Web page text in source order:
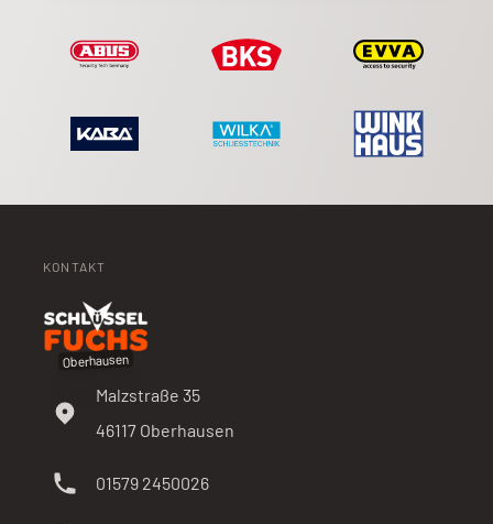
KONTAKT
Oberhausen
Malzstraße 35
46117 Oberhausen
01579 2450026